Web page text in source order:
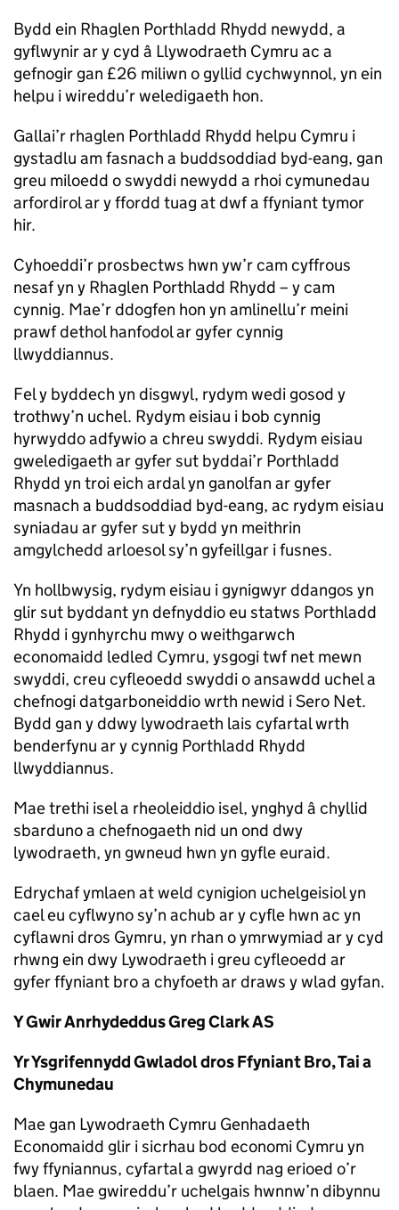
Bydd ein Rhaglen Porthladd Rhydd newydd, a
gyflwynir ar y cyd â Llywodraeth Cymru ac a
gefnogir gan £26 miliwn o gyllid cychwynnol, yn ein
helpu i wireddu’r weledigaeth hon.
Gallai’r rhaglen Porthladd Rhydd helpu Cymru i
gystadlu am fasnach a buddsoddiad byd-eang, gan
greu miloedd o swyddi newydd a rhoi cymunedau
arfordirol ar y ffordd tuag at dwf a ffyniant tymor
hir.
Cyhoeddi’r prosbectws hwn yw’r cam cyffrous
nesaf yn y Rhaglen Porthladd Rhydd – y cam
cynnig. Mae’r ddogfen hon yn amlinellu’r meini
prawf dethol hanfodol ar gyfer cynnig
llwyddiannus.
Fel y byddech yn disgwyl, rydym wedi gosod y
trothwy’n uchel. Rydym eisiau i bob cynnig
hyrwyddo adfywio a chreu swyddi. Rydym eisiau
gweledigaeth ar gyfer sut byddai’r Porthladd
Rhydd yn troi eich ardal yn ganolfan ar gyfer
masnach a buddsoddiad byd-eang, ac rydym eisiau
syniadau ar gyfer sut y bydd yn meithrin
amgylchedd arloesol sy’n gyfeillgar i fusnes.
Yn hollbwysig, rydym eisiau i gynigwyr ddangos yn
glir sut byddant yn defnyddio eu statws Porthladd
Rhydd i gynhyrchu mwy o weithgarwch
economaidd ledled Cymru, ysgogi twf net mewn
swyddi, creu cyfleoedd swyddi o ansawdd uchel a
chefnogi datgarboneiddio wrth newid i Sero Net.
Bydd gan y ddwy lywodraeth lais cyfartal wrth
benderfynu ar y cynnig Porthladd Rhydd
llwyddiannus.
Mae trethi isel a rheoleiddio isel, ynghyd â chyllid
sbarduno a chefnogaeth nid un ond dwy
lywodraeth, yn gwneud hwn yn gyfle euraid.
Edrychaf ymlaen at weld cynigion uchelgeisiol yn
cael eu cyflwyno sy’n achub ar y cyfle hwn ac yn
cyflawni dros Gymru, yn rhan o ymrwymiad ar y cyd
rhwng ein dwy Lywodraeth i greu cyfleoedd ar
gyfer ffyniant bro a chyfoeth ar draws y wlad gyfan.
Y Gwir Anrhydeddus Greg Clark AS
Yr Ysgrifennydd Gwladol dros Ffyniant Bro, Tai a
Chymunedau
Mae gan Lywodraeth Cymru Genhadaeth
Economaidd glir i sicrhau bod economi Cymru yn
fwy ffyniannus, cyfartal a gwyrdd nag erioed o’r
blaen. Mae gwireddu’r uchelgais hwnnw’n dibynnu